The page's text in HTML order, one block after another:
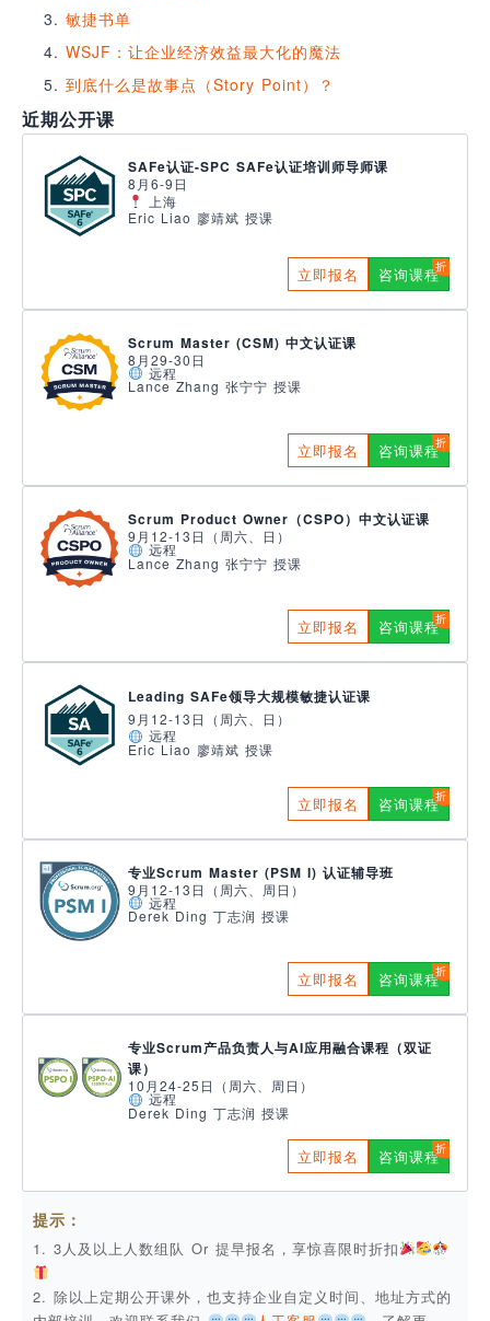
敏捷书单
WSJF：让企业经济效益最大化的魔法
到底什么是故事点（Story Point）？
近期公开课
SAFe认证-SPC SAFe认证培训师导师课
8月6-9日
上海
Eric Liao 廖靖斌 授课
立即报名 咨询课程
Scrum Master (CSM) 中文认证课
8月29-30日
远程
Lance Zhang 张宁宁 授课
立即报名 咨询课程
Scrum Product Owner（CSPO）中文认证课
9月12-13日（周六、日）
远程
Lance Zhang 张宁宁 授课
立即报名 咨询课程
Leading SAFe领导大规模敏捷认证课
9月12-13日（周六、日）
远程
Eric Liao 廖靖斌 授课
立即报名 咨询课程
专业Scrum Master (PSM I) 认证辅导班
9月12-13日（周六、周日）
远程
Derek Ding 丁志润 授课
立即报名 咨询课程
专业Scrum产品负责人与AI应用融合课程（双证
课）
10月24-25日（周六、周日）
远程
Derek Ding 丁志润 授课
立即报名 咨询课程
提示：
1. 3人及以上人数组队 Or 提早报名，享惊喜限时折扣
2. 除以上定期公开课外，也支持企业自定义时间、地址方式的